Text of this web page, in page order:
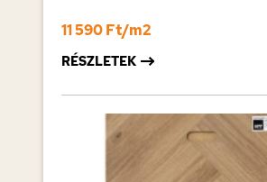
11 590 Ft/m2
RÉSZLETEK